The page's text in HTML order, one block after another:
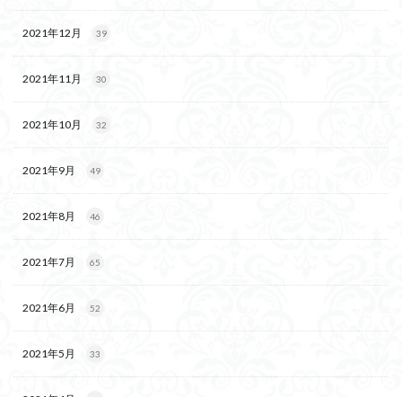
2021年12月 39
2021年11月 30
2021年10月 32
2021年9月 49
2021年8月 46
2021年7月 65
2021年6月 52
2021年5月 33